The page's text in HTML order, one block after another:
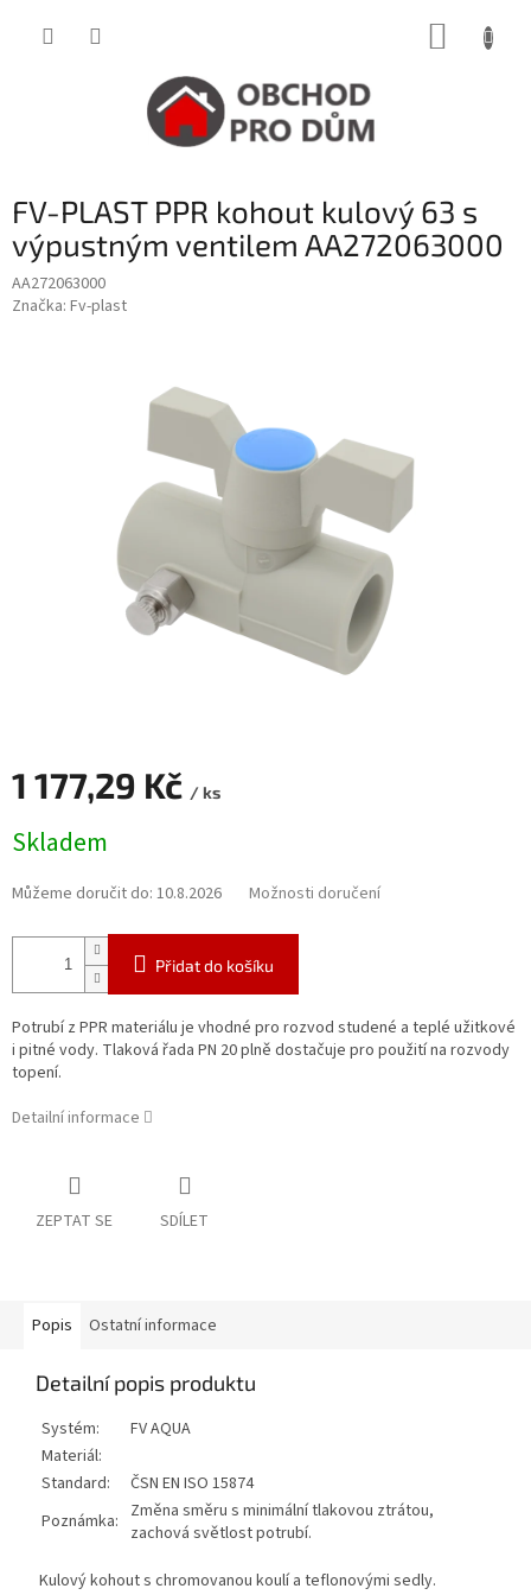
FV-PLAST PPR kohout kulový 63 s
výpustným ventilem AA272063000
AA272063000
Značka: Fv-plast
1 177,29 Kč / ks
cena:
Skladem
Můžeme doručit do: 10.8.2026 Možnosti doručení
Přidat do košíku
Potrubí z PPR materiálu je vhodné pro rozvod studené a teplé užitkové
i pitné vody. Tlaková řada PN 20 plně dostačuje pro použití na rozvody
topení.
Detailní informace
ZEPTAT SE SDÍLET
Popis Ostatní informace
Detailní popis produktu
Systém:
FV AQUA
Materiál:
Standard:
ČSN EN ISO 15874
Poznámka: Změna směru s minimální tlakovou ztrátou,
zachová světlost potrubí.
Kulový kohout s chromovanou koulí a teflonovými sedly.